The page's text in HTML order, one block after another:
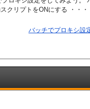
クリプトをONにする ・・・
バッチでプロキシ設